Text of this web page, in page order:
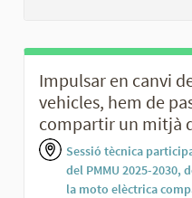
Impulsar en canvi
vehicles, hem de
compartir un mitjà
Sessió tècnica
del PMMU 2025-2030,
la moto elèctrica